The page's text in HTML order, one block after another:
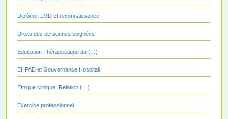
Diplôme, LMD et reconnaissance
Droits des personnes soignées
Education Thérapeutique du (…)
EHPAD et Gouvernance Hospitali
Ethique clinique, Relation (…)
Exercice professionnel